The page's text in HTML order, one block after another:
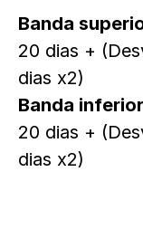
Banda
20 dias +
dias x2)
Banda inferior
20 dias +
dias x2)